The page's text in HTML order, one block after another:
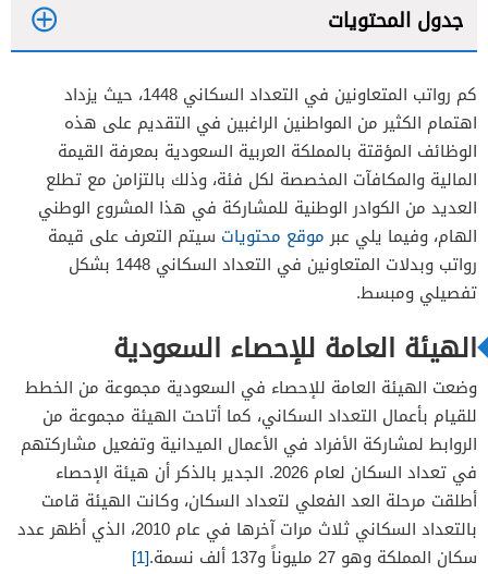
جدول المحتويات
كم رواتب المتعاونين في التعداد السكاني 1448، حيث يزداد
اهتمام الكثير من المواطنين الراغبين في التقديم على هذه
الوظائف المؤقتة بالمملكة العربية السعودية بمعرفة القيمة
المالية والمكافآت المخصصة لكل فئة، وذلك بالتزامن مع تطلع
العديد من الكوادر الوطنية للمشاركة في هذا المشروع الوطني
الهام، وفيما يلي عبرموقع محتويات سيتم التعرف على قيمة
رواتب وبدلات المتعاونين في التعداد السكاني 1448 بشكل
تفصيلي ومبسط.
الهيئة العامة للإحصاء السعودية
وضعت الهيئة العامة للإحصاء في السعودية مجموعة من الخطط
للقيام بأعمال التعداد السكاني، كما أتاحت الهيئة مجموعة من
الروابط لمشاركة الأفراد في الأعمال الميدانية وتفعيل مشاركتهم
في تعداد السكان لعام 2026. الجدير بالذكر أن هيئة الإحصاء
أطلقت مرحلة العد الفعلي لتعداد السكان، وكانت الهيئة قامت
بالتعداد السكاني ثلاث مرات آخرها في عام 2010، الذي أظهر عدد
سكان المملكة وهو 27 مليوناً و137 ألف نسمة.
[1]